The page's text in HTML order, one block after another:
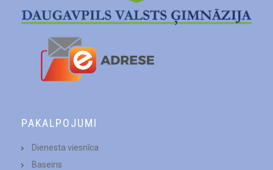
PAKALPOJUMI
Dienesta viesnīca
Baseins